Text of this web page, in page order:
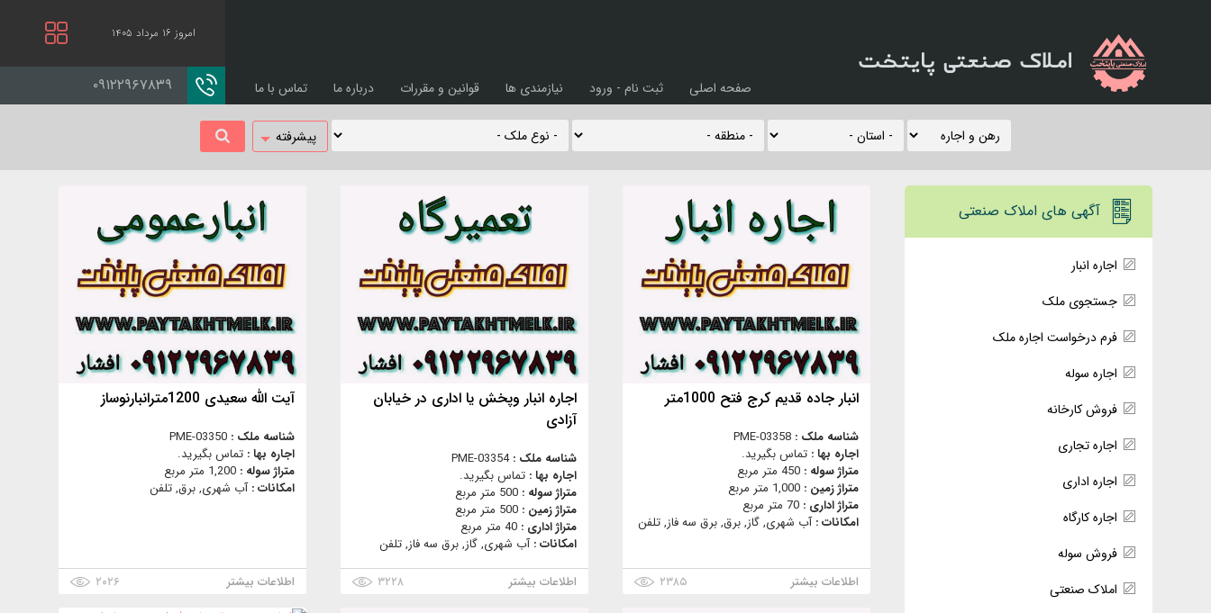
املاک صنعتی پایتخت
صفحه اصلی ثبت نام - ورود نیازمندی ها قوانین و مقررات درباره ما تماس با ما
امروز ۱۶ مرداد ۱۴۰۵
۰۹۱۲۲۹۶۷۸۳۹
پیشرفته
آگهی های املاک صنعتی
اجاره انبار
جستجوی ملک
فرم درخواست اجاره ملک
اجاره سوله
فروش کارخانه
اجاره تجاری
اجاره اداری
اجاره کارگاه
فروش سوله
املاک صنعتی
انبار جاده قدیم کرج فتح 1000متر
شناسه ملک : PME-03358
اجاره بها : تماس بگیرید.
متراژ سوله : 450 متر مربع
متراژ زمین : 1,000 متر مربع
متراژ اداری : 70 متر مربع
امکانات :آب شهری, گاز, برق, برق سه فاز, تلفن
اطلاعات بیشتر ۲۳۸۵
اجاره انبار وپخش یا اداری در خیابان
آزادی
شناسه ملک :PME-03354
اجاره بها : تماس بگیرید.
متراژ سوله : 500 متر مربع
متراژ زمین : 500 متر مربع
متراژ اداری : 40 متر مربع
امکانات :آب شهری, گاز, برق سه فاز, تلفن
اطلاعات بیشتر
۳۲۲۸
آیت الله سعیدی 1200مترانبارنوساز
شناسه ملک : PME-03350
اجاره بها : تماس بگیرید.
متراژ سوله : 1,200 متر مربع
امکانات :آب شهری, برق, تلفن
اطلاعات بیشتر ۲۰۲۶